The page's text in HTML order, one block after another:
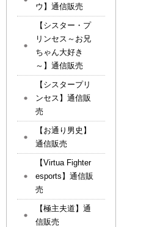
ウ】通信販売
【シスター・プ
リンセス～お兄
ちゃん大好き
～】通信販売
【シスタープリ
ンセス】通信販
売
【お通り男史】
通信販売
【Virtua Fighter
esports】通信販
売
【極主夫道】通
信販売